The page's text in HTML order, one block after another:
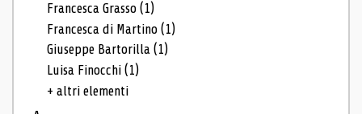
Francesca Grasso(1)
Francesca di Martino(1)
Giuseppe Bartorilla(1)
Luisa Finocchi(1)
+ altri elementi